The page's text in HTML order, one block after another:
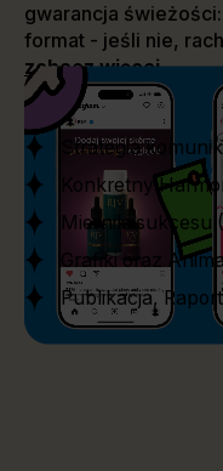
gwarancja
format - jeśli nie,
zobacz więcej
Strategia
Konkretny
Mierniki sukcesu
Grafiki oraz
Publikacja,